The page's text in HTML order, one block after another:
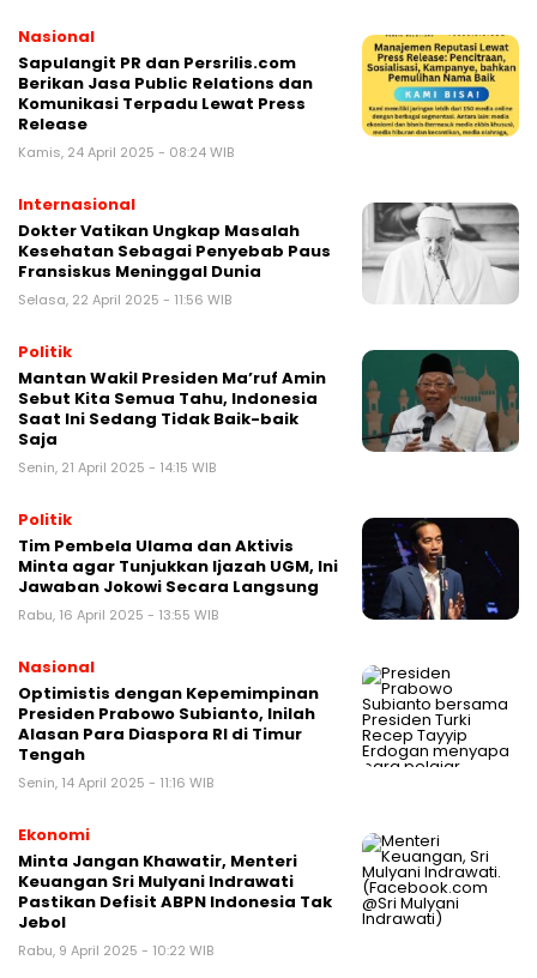
Nasional
Sapulangit PR dan Persrilis.com
Berikan Jasa Public Relations dan
Komunikasi Terpadu Lewat Press
Release
Kamis, 24 April 2025 - 08:24 WIB
Internasional
Dokter Vatikan Ungkap Masalah
Kesehatan Sebagai Penyebab Paus
Fransiskus Meninggal Dunia
Selasa, 22 April 2025 - 11:56 WIB
Politik
Mantan Wakil Presiden Ma’ruf Amin
Sebut Kita Semua Tahu, Indonesia
Saat Ini Sedang Tidak Baik-baik
Saja
Senin, 21 April 2025 - 14:15 WIB
Politik
Tim Pembela Ulama dan Aktivis
Minta agar Tunjukkan Ijazah UGM, Ini
Jawaban Jokowi Secara Langsung
Rabu, 16 April 2025 - 13:55 WIB
Nasional
Optimistis dengan Kepemimpinan
Presiden Prabowo Subianto, Inilah
Alasan Para Diaspora RI di Timur
Tengah
Senin, 14 April 2025 - 11:16 WIB
Ekonomi
Minta Jangan Khawatir, Menteri
Keuangan Sri Mulyani Indrawati
Pastikan Defisit ABPN Indonesia Tak
Jebol
Rabu, 9 April 2025 - 10:22 WIB